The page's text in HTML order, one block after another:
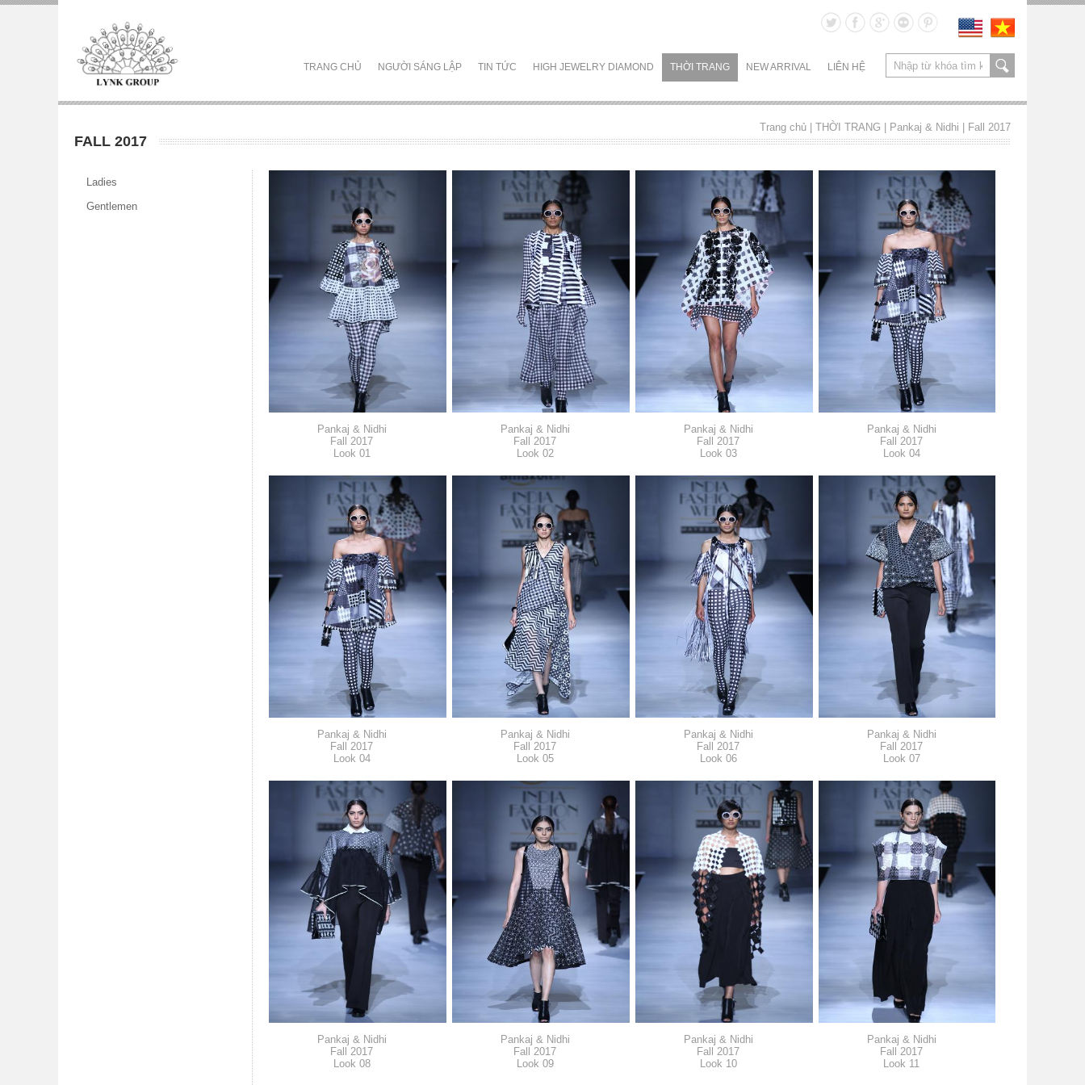
TRANG CHỦ NGƯỜI SÁNG LẬP TIN TỨC HIGH JEWELRY DIAMOND THỜI TRANG NEW ARRIVAL LIÊN HỆ
FALL 2017
Trang chủ | THỜI TRANG | Pankaj & Nidhi Fall 2017
Ladies
Gentlemen
Pankaj & Nidhi
Fall 2017
Look 01
Pankaj & Nidhi
Fall 2017
Look 02
Pankaj & Nidhi
Fall 2017
Look 03
Pankaj & Nidhi
Fall 2017
Look 04
Pankaj & Nidhi
Fall 2017
Look 04
Pankaj & Nidhi
Fall 2017
Look 05
Pankaj & Nidhi
Fall 2017
Look 06
Pankaj & Nidhi
Fall 2017
Look 07
Pankaj & Nidhi
Fall 2017
Look 08
Pankaj & Nidhi
Fall 2017
Look 09
Pankaj & Nidhi
Fall 2017
Look 10
Pankaj & Nidhi
Fall 2017
Look 11